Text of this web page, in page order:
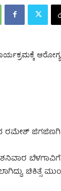
ಜಿಗಜಿಣಗಿ
ಚಿಕಿತ್ಸೆ